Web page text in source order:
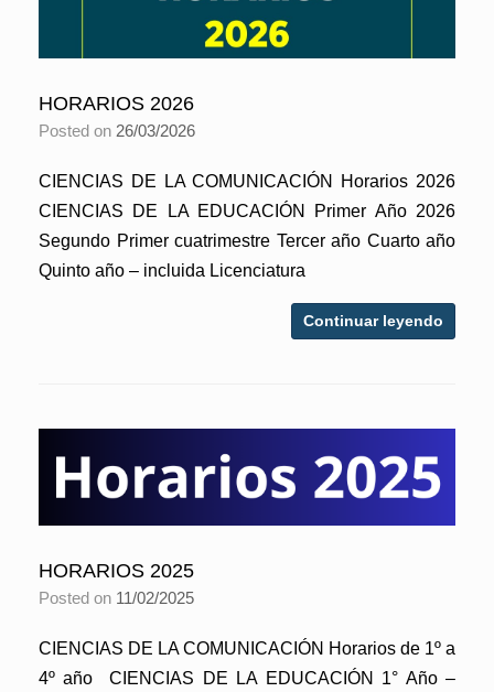
HORARIOS 2026
Posted on 26/03/2026
CIENCIAS DE LA COMUNICACIÓN Horarios 2026
CIENCIAS DE LA EDUCACIÓN Primer Año 2026
Segundo Primer cuatrimestre Tercer año Cuarto año
Quinto año – incluida Licenciatura
Continuar leyendo
HORARIOS 2025
Posted on 11/02/2025
CIENCIAS DE LA COMUNICACIÓN Horarios de 1º a
4º año CIENCIAS DE LA EDUCACIÓN 1° Año –